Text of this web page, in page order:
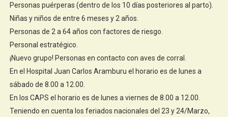
Personas puérperas (dentro de los 10 días posteriores al parto).
Niñas y niños de entre 6 meses y 2 años.
Personas de 2 a 64 años con factores de riesgo.
Personal estratégico.
¡Nuevo grupo! Personas en contacto con aves de corral.
En el Hospital Juan Carlos Aramburu el horario es de lunes a
sábado de 8.00 a 12.00.
En los CAPS el horario es de lunes a viernes de 8.00 a 12.00.
Teniendo en cuenta los feriados nacionales del 23 y 24/Marzo,